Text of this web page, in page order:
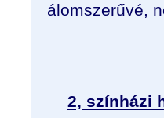
álomszerűvé,
2, színházi